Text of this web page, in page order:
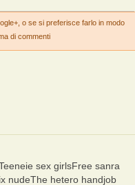
o se si preferisce farlo in modo
di commenti
sex girlsFree sanra
nudeThe hetero handjob